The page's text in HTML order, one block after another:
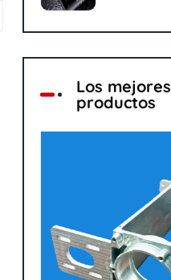
Los mejores
productos